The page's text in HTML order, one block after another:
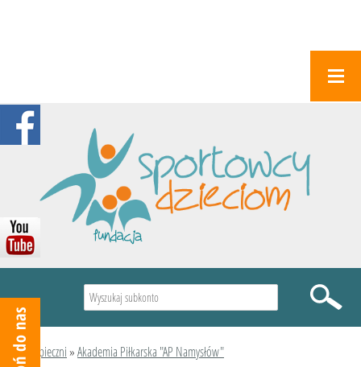
Podopieczni»Akademia Piłkarska "AP Namysłów"